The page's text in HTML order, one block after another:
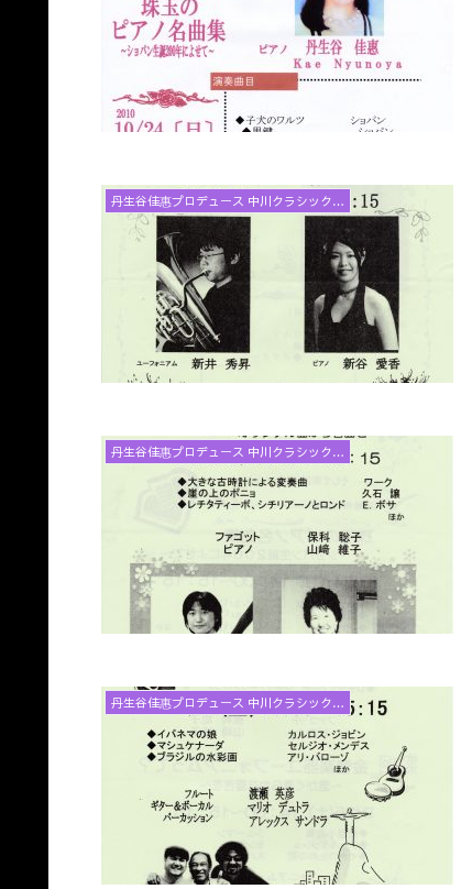
丹生谷佳惠プロデュース 中川クラシックコンサートと音楽アラカルト
丹生谷佳惠プロデュース 中川クラシックコンサートと音楽アラカルト
丹生谷佳惠プロデュース 中川クラシックコンサートと音楽アラカルト